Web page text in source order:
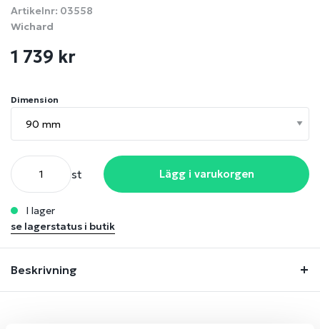
Artikelnr: 03558
Wichard
1 739 kr
Dimension
st Lägg i varukorgen
i lager
se lagerstatus i butik
Beskrivning